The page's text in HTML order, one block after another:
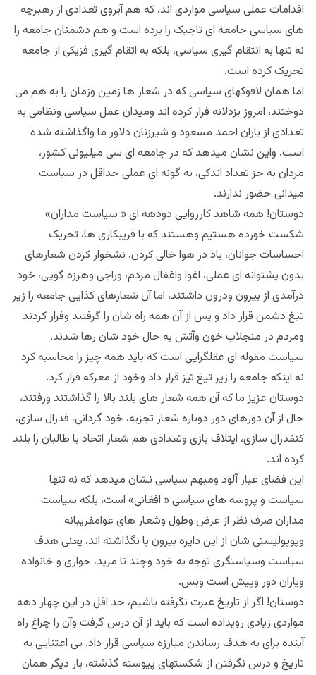
اقدامات عملی سیاسی مواردی اند، که هم آبروی تعدادی از رهبرچه
های سیاسی جامعه ای تاجیک را برده است و هم دشمنان جامعه را
نه تنها به انتقام گیری سیاسی، بلکه به اتقام گیری فزیکی از جامعه
تحریک کرده است.
اما همان لافوکهای سیاسی که در شعار ها زمین وزمان را به هم می
دوختند، امروز بزدلانه فرار کرده اند ومیدان عمل سیاسی ونظامی به
تعدادی از یاران احمد مسعود و شیرزنان دلاور ما واگذاشته شده
است. واین نشان میدهد که در جامعه ای سی میلیونی کشور،
مردان به جز تعداد اندکی، به گونه ای عملی حداقل در سیاست
میدانی حضور ندارند.
دوستان! همه شاهد کارروایی دودهه ای « سیاست مداران»
شکست خورده هستیم وهستند که با فریبکاری ها، تحریک
احساسات جوانان، باد در هوا خالی کردن، نشخوار کردن شعارهای
بدون پشتوانه ای عملی، اغوا واغفال مردم، وراجی وهرزه گویی، خود
درآمدی از بیرون ودرون داشتند، اما آن شعارهای کذایی جامعه را زیر
تیغ دشمن قرار داد و پس از آن همه راه شان را گرفتند وفرار کردند
ومردم در منجلاب خون وآتش به حال خود شان رها شدند.
سیاست مقوله ای عقلگرایی است که باید همه چیز را محاسبه کرد
نه اینکه جامعه را زیر تیغ تیز قرار داد وخود از معرکه فرار کرد.
دوستان عزیز ما که آن همه شعار های بلند بالا را گذاشتند ورفتند،
حال از آن دورهای دور دوباره شعار تجزیه، خود گردانی، فدرال سازی،
کنفدرال سازی، ایتلاف بازی وتعدادی هم شعار اتحاد با طالبان را بلند
کرده اند.
این فضای غبار آلود ومبهم سیاسی نشان میدهد که نه تنها
سیاست و پروسه های سیاسی « افغانی» است، بلکه سیاست
مداران صرف نظر از عرض وطول وشعار های عوامفریبانه
وپوپولیستی شان از این دایره بیرون پا نگذاشته اند، یعنی هدف
سیاست وسیاستگری توجه به خود وچند تا مرید، حواری و خانواده
ویاران دور وپیش است وبس.
دوستان! اگر از تاریخ عبرت نگرفته باشیم، حد اقل در این چهار دهه
مواردی زیادی رویداده است که باید از آن درس گرفت وآن را چراغ راه
آینده برای به هدف رساندن مبارزه سیاسی قرار داد. بی اعتنایی به
تاریخ و درس نگرفتن از شکستهای پیوسته گذشته، بار دیگر همان